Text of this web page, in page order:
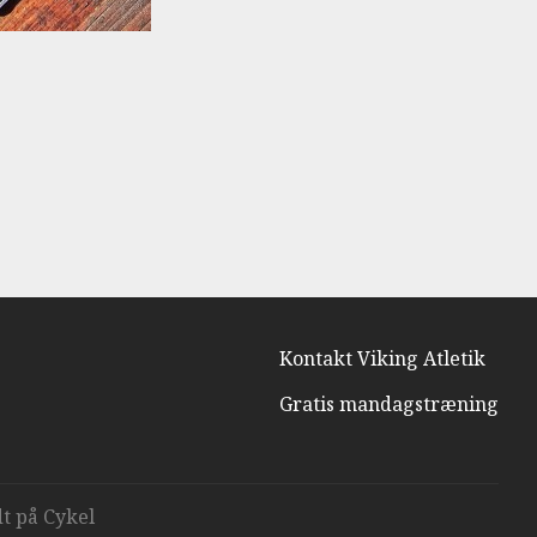
Kontakt Viking Atletik
Gratis mandagstræning
på Cykel